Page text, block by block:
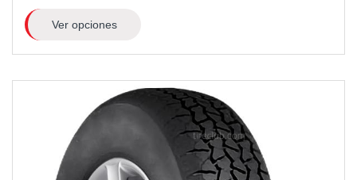
Ver opciones